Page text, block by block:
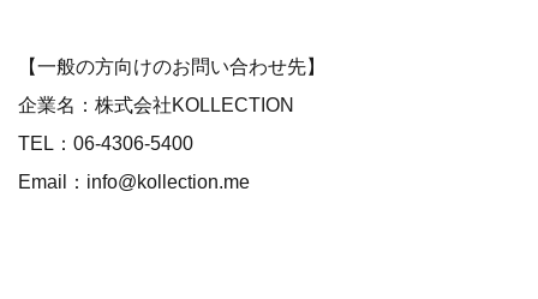
【一般の方向けのお問い合わせ先】
企業名：株式会社KOLLECTION
TEL：06-4306-5400
Email：info@kollection.me